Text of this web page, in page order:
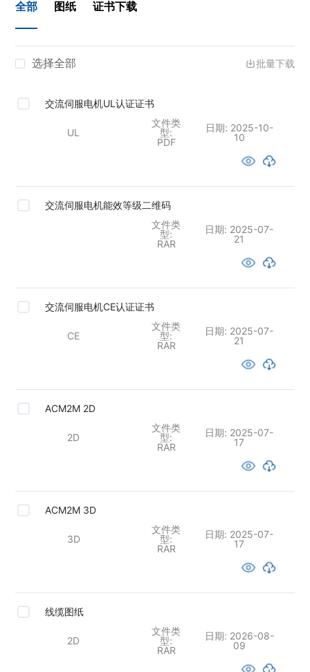
全部 图纸 证书下载
选择全部 批量下载
交流伺服电机UL认证证书
UL
文件类
型:
PDF
日期: 2025-10-
10
交流伺服电机能效等级二维码
文件类
型:
RAR
日期: 2025-07-
21
交流伺服电机CE认证证书
CE
文件类
型:
RAR
日期: 2025-07-
21
ACM2M 2D
2D
文件类
型:
RAR
日期: 2025-07-
17
ACM2M 3D
3D
文件类
型:
RAR
日期: 2025-07-
17
线缆图纸
2D
文件类
型:
RAR
日期: 2026-08-
09